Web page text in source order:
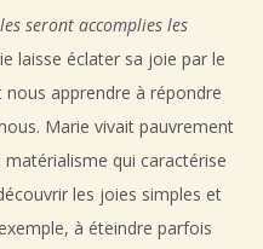
seront accomplies les
laisse éclater sa joie par le
apprendre à répondre
Marie vivait pauvrement
qui caractérise
les joies simples et
à éteindre parfois